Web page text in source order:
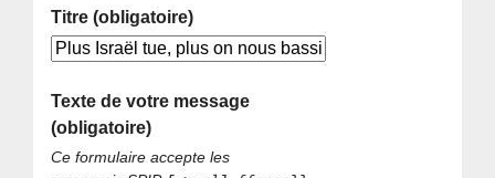
Titre (obligatoire)
Texte de votre message
(obligatoire)
Ce formulaire accepte les